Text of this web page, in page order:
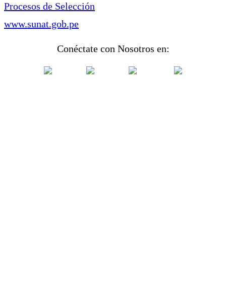
Procesos de Selección
www.sunat.gob.pe
Conéctate con Nosotros en: